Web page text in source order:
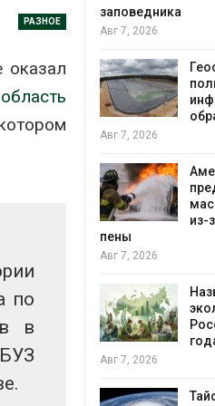
РАЗНОЕ
оказал
по
в
Геосинтетика на
полигоне: как меняется
инфраструктура
обращения с отходами
Американские экологи
предупредили о
масштабном загрязнении
из-за противопожарной
Названы ведущие
экологические НКО
России по итогам 2025
Тайфун, засуха и пожары: